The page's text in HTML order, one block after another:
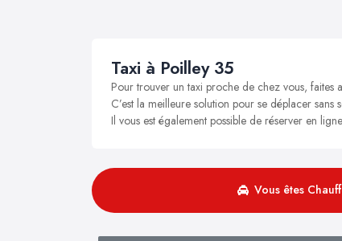
Taxi à Poilley 35
Pour trouver un taxi proche de chez vous, faites
C’est la meilleure solution pour se déplacer
Il vous est également possible de réserver en
Vous êtes